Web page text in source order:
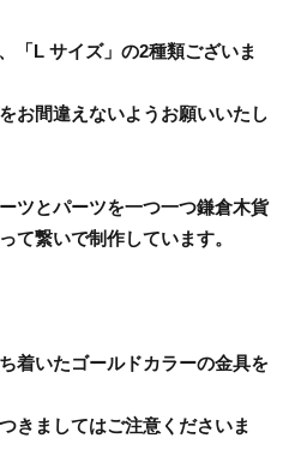
「L サイズ」の2種類ございま
お間違えないようお願いいたし
ツとパーツを一つ一つ鎌倉木貨
て繋いで制作しています。
着いたゴールドカラーの金具を
きましてはご注意くださいま